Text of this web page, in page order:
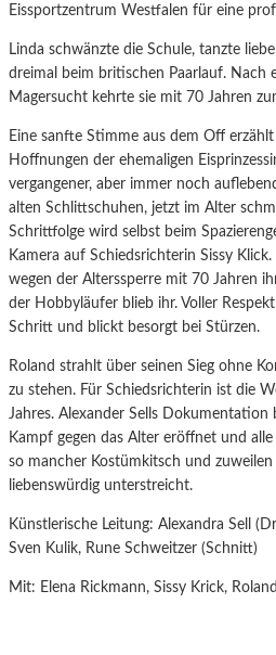
Eissportzentrum Westfalen für eine
Linda schwänzte die Schule, tanzte
dreimal beim britischen Paarlauf. Nach
Magersucht kehrte sie mit 70 Jahren
Eine sanfte Stimme aus dem Off
Hoffnungen der ehemaligen
vergangener, aber immer noch
alten Schlittschuhen, jetzt im Alter
Schrittfolge wird selbst beim
Kamera auf Schiedsrichterin Sissy
wegen der Alterssperre mit 70 Jahren
der Hobbyläufer blieb ihr. Voller
Schritt und blickt besorgt bei Stürzen.
Roland strahlt über seinen Sieg ohne
zu stehen. Für Schiedsrichterin ist die
Jahres. Alexander Sells
Kampf gegen das Alter eröffnet und
so mancher Kostümkitsch und zuweilen
liebenswürdig unterstreicht.
Künstlerische Leitung: Alexandra Sell
Sven Kulik, Rune Schweitzer (Schnitt)
Mit: Elena Rickmann, Sissy Krick,